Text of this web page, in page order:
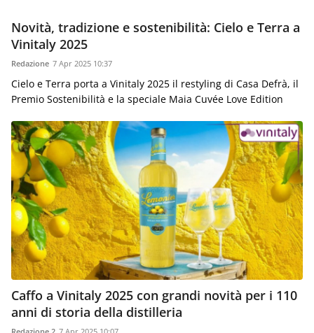
Novità, tradizione e sostenibilità: Cielo e Terra a
Vinitaly 2025
Redazione 7 Apr 2025 10:37
Cielo e Terra porta a Vinitaly 2025 il restyling di Casa Defrà, il
Premio Sostenibilità e la speciale Maia Cuvée Love Edition
Caffo a Vinitaly 2025 con grandi novità per i 110
anni di storia della distilleria